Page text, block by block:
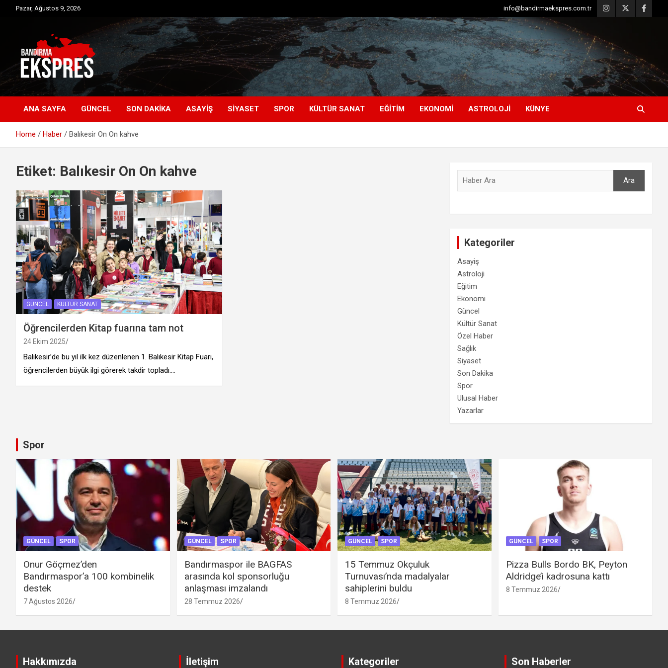
Pazar, Ağustos 9, 2026 info@bandirmaekspres.com.tr
Bandırma Ekspres
Bandırma'dan güncel haberler
ANA SAYFA GÜNCEL SON DAKIKA ASAYIŞ SIYASET SPOR KÜLTÜR SANAT EĞITIM EKONOMI ASTROLOJI KÜNYE
Home Haber Balıkesir On On kahve
Etiket: Balıkesir On On kahve
GÜNCEL KÜLTÜR SANAT
Öğrencilerden Kitap fuarına tam not
24 Ekim 2025
Balıkesir’de bu yıl ilk kez düzenlenen 1. Balıkesir Kitap Fuarı,
öğrencilerden büyük ilgi görerek takdir topladı.…
Ara
Kategoriler
Asayiş
Astroloji
Eğitim
Ekonomi
Güncel
Kültür Sanat
Özel Haber
Sağlık
Siyaset
Son Dakika
Spor
Ulusal Haber
Yazarlar
Spor
GÜNCEL SPOR
Onur Göçmez’den
Bandırmaspor’a 100 kombinelik
destek
7 Ağustos 2026
GÜNCEL SPOR
Bandırmaspor ile BAGFAS
arasında kol sponsorluğu
anlaşması imzalandı
28 Temmuz 2026
GÜNCEL SPOR
15 Temmuz Okçuluk
Turnuvası’nda madalyalar
sahiplerini buldu
8 Temmuz 2026
GÜNCEL SPOR
Pizza Bulls Bordo BK, Peyton
Aldridge’i kadrosuna kattı
8 Temmuz 2026
Hakkımızda İletişim Kategoriler Son Haberler